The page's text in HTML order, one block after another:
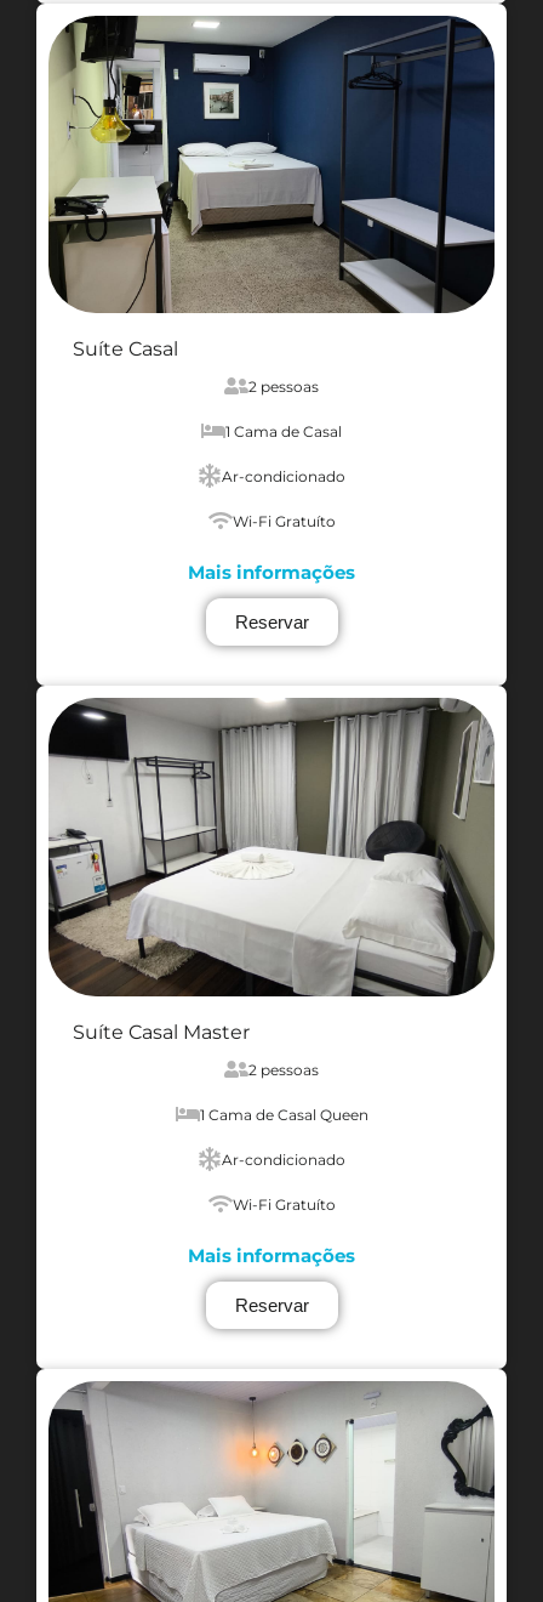
Suíte Casal
2 pessoas
1 Cama de Casal
Ar-condicionado
Wi-Fi Gratuíto
Mais informações
Reservar
Suíte Casal Master
2 pessoas
1 Cama de Casal Queen
Ar-condicionado
Wi-Fi Gratuíto
Mais informações
Reservar